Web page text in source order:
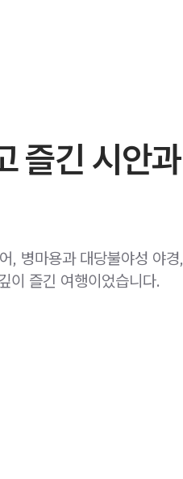
즐긴 시안과
, 병마용과 대당불야성 야경,
이 즐긴 여행이었습니다.